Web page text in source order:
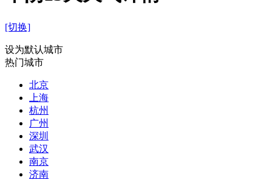
[切换]
设为默认城市
热门城市
北京
上海
杭州
广州
深圳
武汉
南京
济南